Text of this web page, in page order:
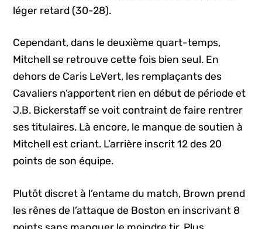
léger retard (30-28).
Cependant, dans le deuxième quart-temps,
Mitchell se retrouve cette fois bien seul. En
dehors de Caris LeVert, les remplaçants des
Cavaliers n’apportent rien en début de période et
J.B. Bickerstaff se voit contraint de faire rentrer
ses titulaires. Là encore, le manque de soutien à
Mitchell est criant. L’arrière inscrit 12 des 20
points de son équipe.
Plutôt discret à l’entame du match, Brown prend
les rênes de l’attaque de Boston en inscrivant 8